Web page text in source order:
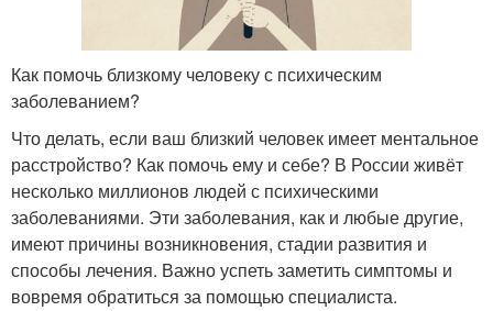
Как помочь близкому человеку с психическим
заболеванием?
Что делать, если ваш близкий человек имеет ментальное
расстройство? Как помочь ему и себе? В России живёт
несколько миллионов людей с психическими
заболеваниями. Эти заболевания, как и любые другие,
имеют причины возникновения, стадии развития и
способы лечения. Важно успеть заметить симптомы и
вовремя обратиться за помощью специалиста.